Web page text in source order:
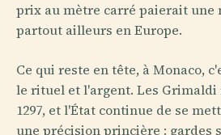
prix au mètre carré paierait une
partout ailleurs en Europe.
Ce qui reste en tête, à Monaco,
le rituel et l'argent. Les
1297, et l'État continue de se
une précision princière : gardes